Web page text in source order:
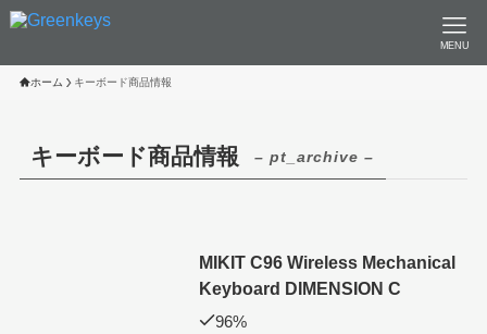
MENU
ホーム キーボード商品情報
キーボード商品情報 – pt_archive –
MIKIT C96 Wireless Mechanical
Keyboard DIMENSION C
96%